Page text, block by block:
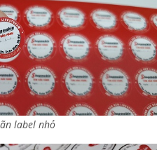
label nhỏ